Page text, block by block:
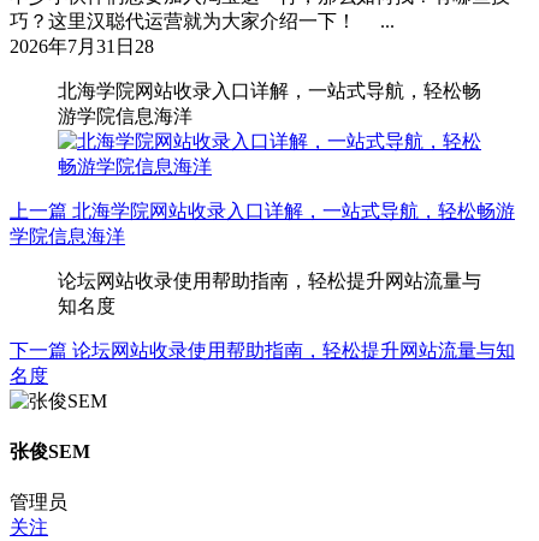
巧？这里汉聪代运营就为大家介绍一下！ ...
2026年7月31日 28
北海学院网站收录入口详解，一站式导航，轻松畅
游学院信息海洋
上一篇 北海学院网站收录入口详解，一站式导航，轻松畅游
学院信息海洋
论坛网站收录使用帮助指南，轻松提升网站流量与
知名度
下一篇 论坛网站收录使用帮助指南，轻松提升网站流量与知
名度
张俊SEM
管理员
关注